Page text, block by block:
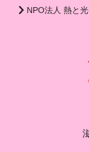
NPO法人 熱と